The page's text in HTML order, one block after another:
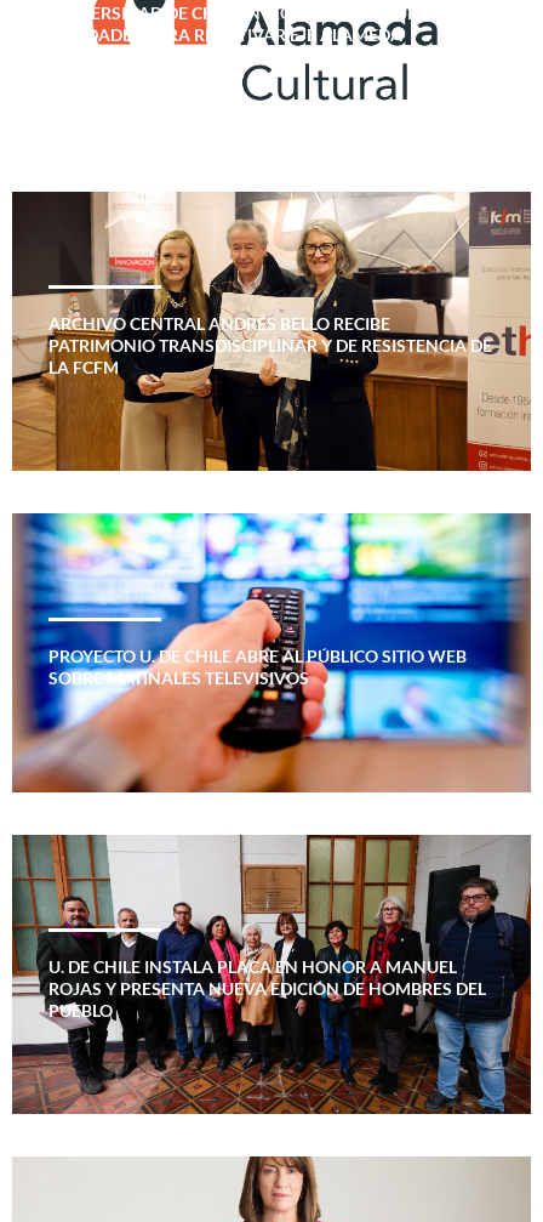
UNIVERSIDAD DE CHILE INTEGRA RED CULTURAL DE 52
ENTIDADES PARA REACTIVAR EJE ALAMEDA
ARCHIVO CENTRAL ANDRÉS BELLO RECIBE
PATRIMONIO TRANSDISCIPLINAR Y DE RESISTENCIA DE
LA FCFM
PROYECTO U. DE CHILE ABRE AL PÚBLICO SITIO WEB
SOBRE MATINALES TELEVISIVOS
U. DE CHILE INSTALA PLACA EN HONOR A MANUEL
ROJAS Y PRESENTA NUEVA EDICIÓN DE HOMBRES DEL
PUEBLO